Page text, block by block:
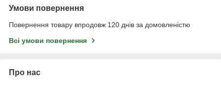
Умови повернення
Повернення товару впродовж 120 днів за домовленістю
Всі умови повернення
Про нас